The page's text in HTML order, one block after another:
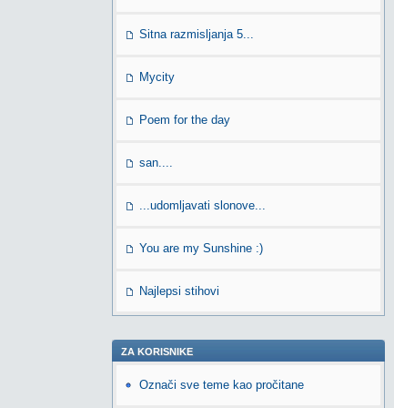
Sitna razmisljanja 5...
Mycity
Poem for the day
san....
...udomljavati slonove...
You are my Sunshine :)
Najlepsi stihovi
ZA KORISNIKE
Označi sve teme kao pročitane